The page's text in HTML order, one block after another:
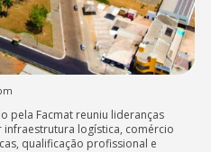
pela Facmat reuniu lideranças
logística, comércio
qualificação profissional e